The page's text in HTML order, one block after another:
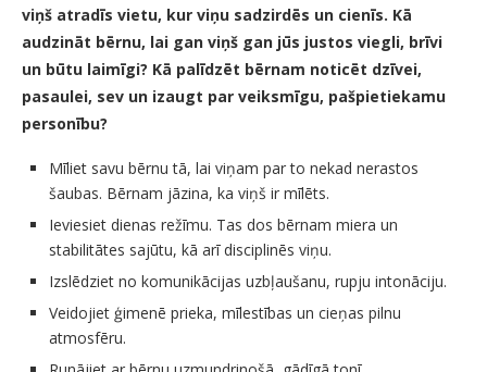
viņš atradīs vietu, kur viņu sadzirdēs un cienīs. Kā
audzināt bērnu, lai gan viņš gan jūs justos viegli, brīvi
un būtu laimīgi? Kā palīdzēt bērnam noticēt dzīvei,
pasaulei, sev un izaugt par veiksmīgu, pašpietiekamu
personību?
Mīliet savu bērnu tā, lai viņam par to nekad nerastos
šaubas. Bērnam jāzina, ka viņš ir mīlēts.
Ieviesiet dienas režīmu. Tas dos bērnam miera un
stabilitātes sajūtu, kā arī disciplinēs viņu.
Izslēdziet no komunikācijas uzbļaušanu, rupju intonāciju.
Veidojiet ģimenē prieka, mīlestības un cieņas pilnu
atmosfēru.